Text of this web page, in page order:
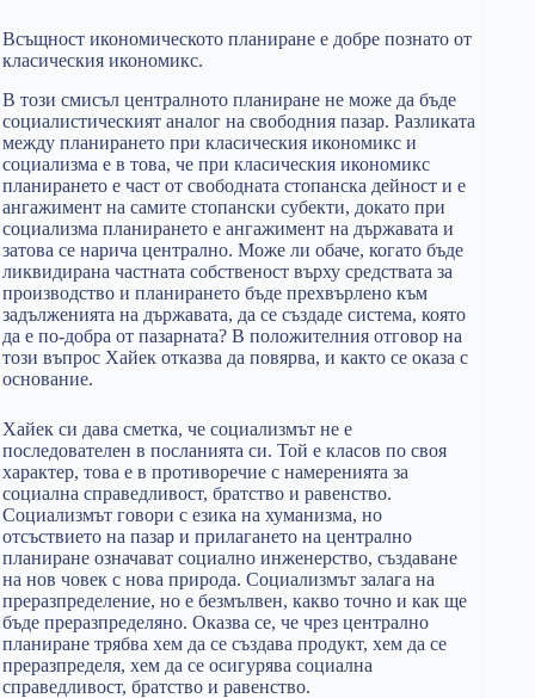
Всъщност икономическото планиране е добре познато от
класическия икономикс.
В този смисъл централното планиране не може да бъде
социалистическият аналог на свободния пазар. Разликата
между планирането при класическия икономикс и
социализма е в това, че при класическия икономикс
планирането е част от свободната стопанска дейност и е
ангажимент на самите стопански субекти, докато при
социализма планирането е ангажимент на държавата и
затова се нарича централно. Може ли обаче, когато бъде
ликвидирана частната собственост върху средствата за
производство и планирането бъде прехвърлено към
задълженията на държавата, да се създаде система, която
да е по-добра от пазарната? В положителния отговор на
този въпрос Хайек отказва да повярва, и както се оказа с
основание.
Хайек си дава сметка, че социализмът не е
последователен в посланията си. Той е класов по своя
характер, това е в противоречие с намеренията за
социална справедливост, братство и равенство.
Социализмът говори с езика на хуманизма, но
отсъствието на пазар и прилагането на централно
планиране означават социално инженерство, създаване
на нов човек с нова природа. Социализмът залага на
преразпределение, но е безмълвен, какво точно и как ще
бъде преразпределяно. Оказва се, че чрез централно
планиране трябва хем да се създава продукт, хем да се
преразпределя, хем да се осигурява социална
справедливост, братство и равенство.